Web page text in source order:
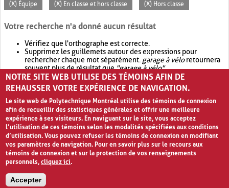
(X) Équipe (X) En classe et hors classe (X) Hors classe
Votre recherche n'a donné aucun résultat
Vérifiez que l'orthographe est correcte.
Supprimez les guillemets autour des expressions pour
rechercher chaque mot séparément. garage à véloretournera
souvent plus de résultat que"garage à vélo".
Envisagez d'élargir votre recherche avec OR.garage OR vélo
retournera souvent plus de résultat quegarage à vélo
NOTRE SITE WEB UTILISE DES TÉMOINS AFIN DE
REHAUSSER VOTRE EXPÉRIENCE DE NAVIGATION.
Le site web de Polytechnique Montréal utilise des témoins de connexion
afin de recueillir des statistiques générales et offrir une meilleure
expérience à ses visiteurs. En naviguant sur le site, vous acceptez
l’utilisation de ces témoins selon les modalités spécifiées aux conditions
d’utilisation. Vous pouvez refuser les témoins de connexion en modifiant
vos paramètres de navigation. Pour en savoir plus sur le recours aux
témoins de connexion et sur la protection de vos renseignements
personnels,cliquez ici.
Accepter